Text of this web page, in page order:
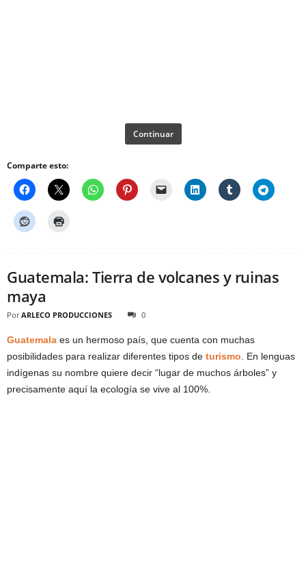
Continuar
Comparte esto:
Guatemala: Tierra de volcanes y ruinas
maya
Por ARLECO PRODUCCIONES 0
Guatemala es un hermoso país, que cuenta con muchas
posibilidades para realizar diferentes tipos de turismo. En lenguas
indígenas su nombre quiere decir “lugar de muchos árboles” y
precisamente aquí la ecología se vive al 100%.